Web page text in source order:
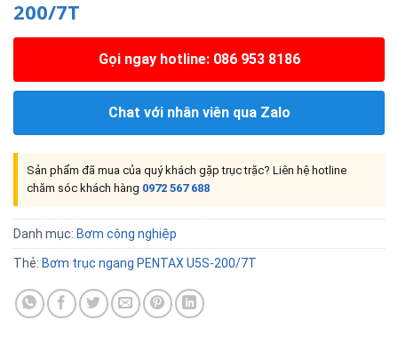
200/7T
Gọi ngay hotline: 086 953 8186
Chat với nhân viên qua Zalo
Sản phẩm đã mua của quý khách gặp trục trặc? Liên hệ hotline
chăm sóc khách hàng 0972 567 688
Danh mục: Bơm công nghiệp
Thẻ: Bơm trục ngang PENTAX U5S-200/7T